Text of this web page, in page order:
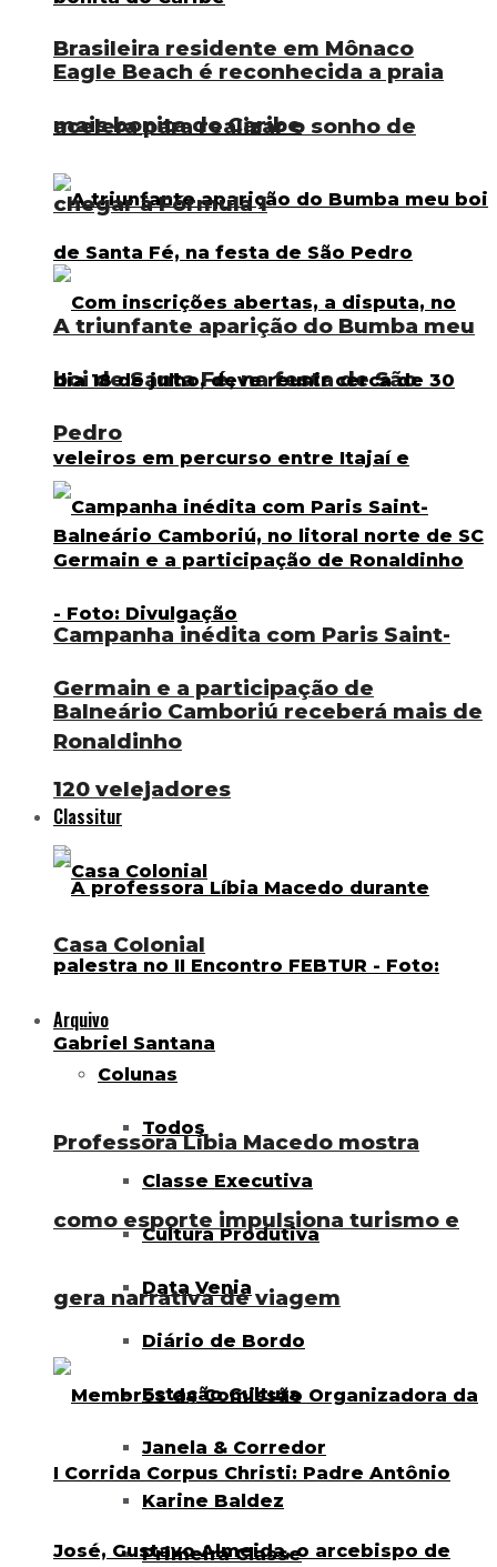
Eagle Beach é reconhecida a praia
mais bonita do Caribe
A triunfante aparição do Bumba meu
boi de Santa Fé, na festa de São
Pedro
Campanha inédita com Paris Saint-
Germain e a participação de
Ronaldinho
Classitur
Casa Colonial
Arquivo
Colunas
Todos
Classe Executiva
Cultura Produtiva
Data Venia
Diário de Bordo
Estação Cultura
Janela & Corredor
Karine Baldez
Primeira Classe
Brasileira residente em Mônaco
acelera para realizar o sonho de
chegar à Fórmula 1
Balneário Camboriú receberá mais de
120 velejadores
Professora Líbia Macedo mostra
como esporte impulsiona turismo e
gera narrativa de viagem